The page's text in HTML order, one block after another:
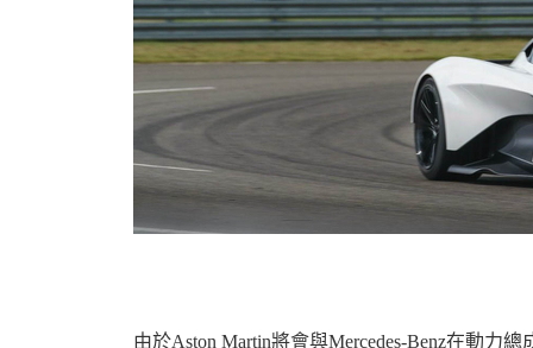
由於Aston Martin將會與Mercedes-Benz在動力